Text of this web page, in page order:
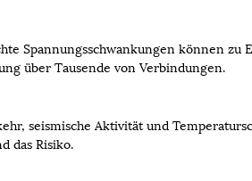
Spannungsschwankungen können zu
über Tausende von Verbindungen.
seismische Aktivität und
das Risiko.